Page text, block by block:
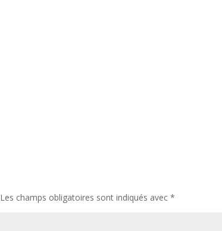
Les champs obligatoires sont indiqués avec*